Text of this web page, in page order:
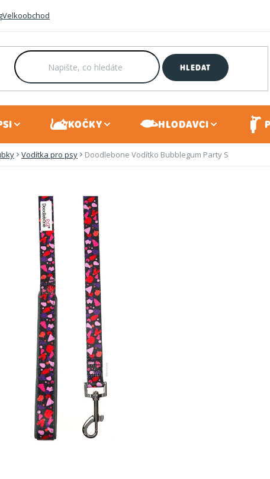
Velkoobchod
HLEDAT
KOČKY HLODAVCI
Vodítka pro psy Doodlebone Vodítko Bubblegum Party S